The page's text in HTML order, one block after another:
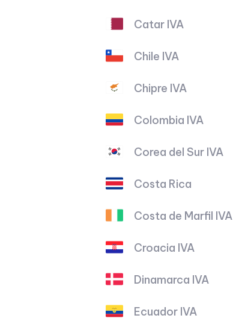
Catar IVA
Chile IVA
Chipre IVA
Colombia IVA
Corea del Sur IVA
Costa Rica
Costa de Marfil IVA
Croacia IVA
Dinamarca IVA
Ecuador IVA